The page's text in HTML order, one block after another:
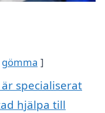
gömma
specialiserat
hjälpa till